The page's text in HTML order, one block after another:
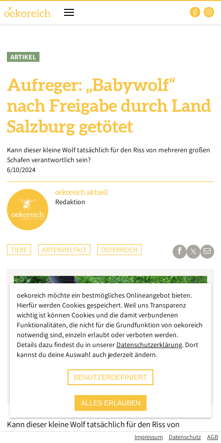
ARTIKEL
Aufreger: „Babywolf“
nach Freigabe durch Land
Salzburg getötet
Kann dieser kleine Wolf tatsächlich für den Riss von mehreren großen
Schafen verantwortlich sein?
6/10/2024
oekoreich aktuell
Redaktion
TIERE ARTENVIELFALT ÖSTERREICH
Kann dieser kleine Wolf tatsächlich für den Riss von
mehreren großen Schafen verantwortlich sein? Seit das Land
Impressum Datenschutz AGB
oekoreich möchte ein bestmögliches Onlineangebot bieten.
Hierfür werden Cookies gespeichert. Weil uns Transparenz
wichtig ist können Cookies und die damit verbundenen
Funktionalitäten, die nicht für die Grundfunktion von oekoreich
notwendig sind, einzeln erlaubt oder verboten werden.
Details dazu findest du in unserer Datenschutzerklärung. Dort
kannst du deine Auswahl auch jederzeit ändern.
BENUTZERDEFINIERT
ALLES ERLAUBEN